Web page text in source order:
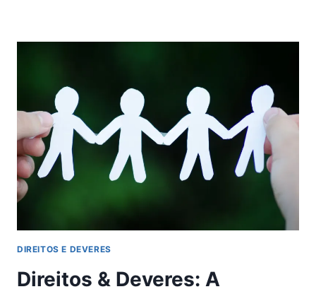
DIREITOS E DEVERES
Direitos & Deveres: A